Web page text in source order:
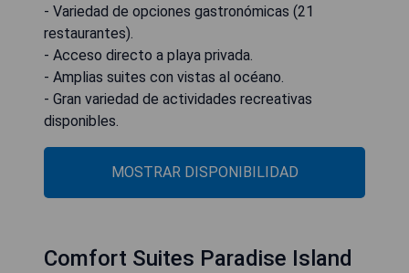
- Variedad de opciones gastronómicas (21
restaurantes).
- Acceso directo a playa privada.
- Amplias suites con vistas al océano.
- Gran variedad de actividades recreativas
disponibles.
MOSTRAR DISPONIBILIDAD
Comfort Suites Paradise Island